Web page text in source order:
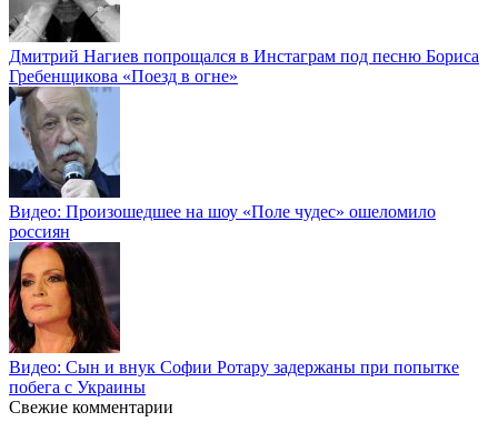
Дмитрий Нагиев попрощался в Инстаграм под песню Бориса
Гребенщикова «Поезд в огне»
Видео: Произошедшее на шоу «Поле чудес» ошеломило
россиян
Видео: Сын и внук Софии Ротару задержаны при попытке
побега с Украины
Свежие комментарии